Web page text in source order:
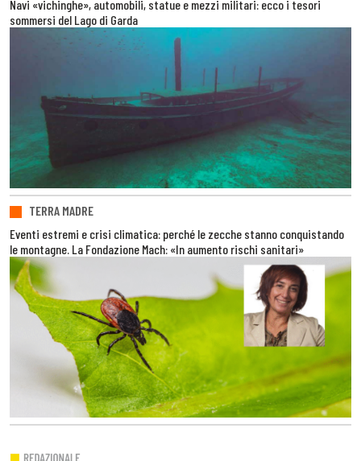
Navi «vichinghe», automobili, statue e mezzi militari: ecco i tesori
sommersi del Lago di Garda
TERRA MADRE
Eventi estremi e crisi climatica: perché le zecche stanno conquistando
le montagne. La Fondazione Mach: «In aumento rischi sanitari»